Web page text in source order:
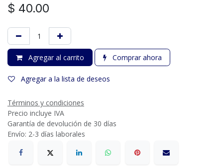
$ 40.00
Agregar al carrito Comprar ahora
Agregar a la lista de deseos
Términos y condiciones
Precio incluye IVA
Garantía de devolución de 30 días
Envío: 2-3 días laborales